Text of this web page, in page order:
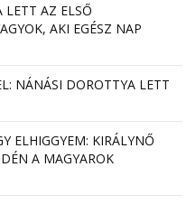
LETT AZ ELSŐ
AKI EGÉSZ NAP
NÁNÁSI DOROTTYA LETT
ELHIGGYEM: KIRÁLYNŐ
A MAGYAROK